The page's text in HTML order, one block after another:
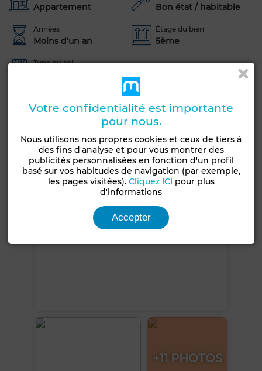
Appartement Bon état / habitable
Années
Moins d'un an
Étage du bien
5ème
Type du sol
Concierge
Porte blindée
Voir plus de photos
+11 PHOTOS
Votre confidentialité est importante
pour nous.
Nous utilisons nos propres cookies et ceux de tiers à
des fins d'analyse et pour vous montrer des
publicités personnalisées en fonction d'un profil
basé sur vos habitudes de navigation (par exemple,
les pages visitées). Cliquez ICI pour plus
d'informations
Accepter